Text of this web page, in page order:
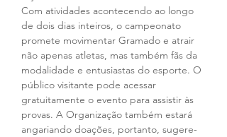
Com atividades acontecendo ao longo
de dois dias inteiros, o campeonato
promete movimentar Gramado e atrair
não apenas atletas, mas também fãs da
modalidade e entusiastas do esporte. O
público visitante pode acessar
gratuitamente o evento para assistir às
provas. A Organização também estará
angariando doações, portanto, sugere-